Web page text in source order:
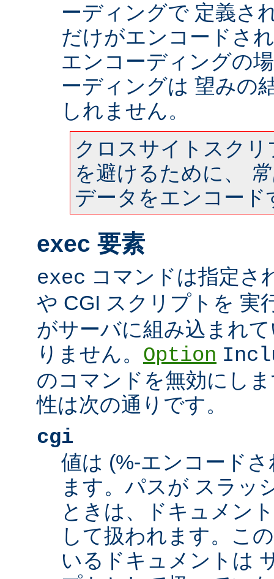
ーディングで 定義さ
だけがエンコードさ
エンコーディングの
ーディングは 望みの
しれません。
クロスサイトスク
を避けるために、
データをエンコード
exec 要素
exec コマンドは指定さ
や CGI スクリプトを 実
がサーバに組み込まれ
りません。 Option
のコマンドを無効にし
性は次の通りです。
cgi
値は (%-エンコード
ます。パスが スラッ
ときは、ドキュメン
して扱われます。こ
いるドキュメントは